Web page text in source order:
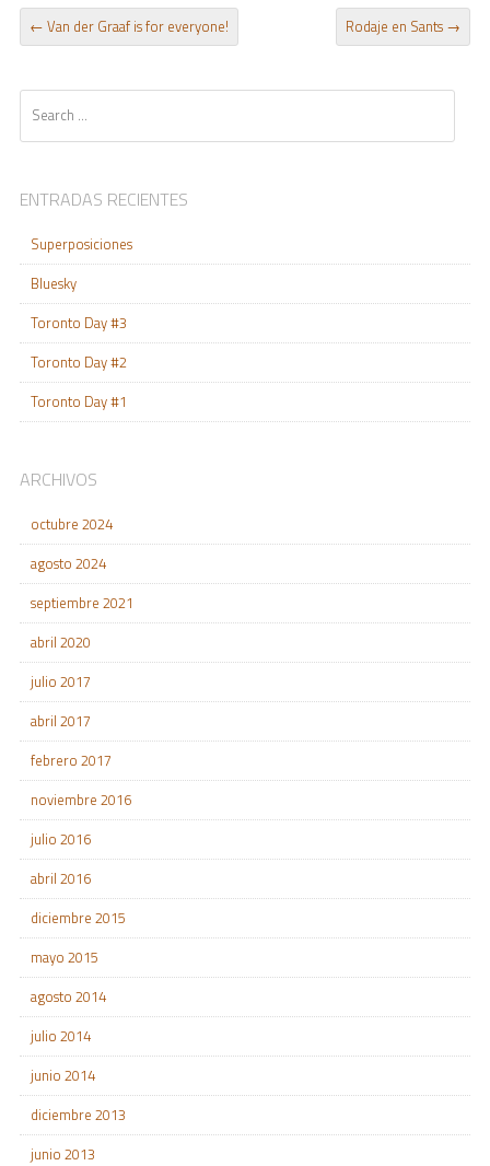
POST NAVIGATION
← Van der Graaf is for everyone! Rodaje en Sants →
ENTRADAS RECIENTES
Superposiciones
Bluesky
Toronto Day #3
Toronto Day #2
Toronto Day #1
ARCHIVOS
octubre 2024
agosto 2024
septiembre 2021
abril 2020
julio 2017
abril 2017
febrero 2017
noviembre 2016
julio 2016
abril 2016
diciembre 2015
mayo 2015
agosto 2014
julio 2014
junio 2014
diciembre 2013
junio 2013